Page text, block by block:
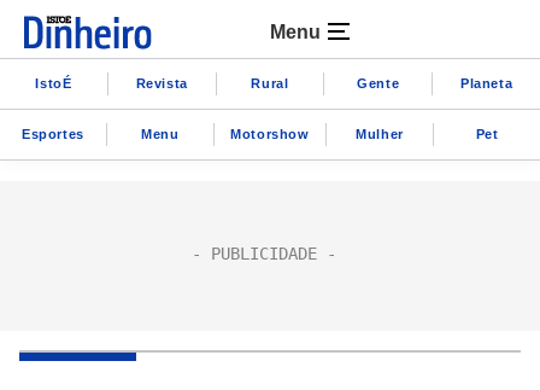
Menu
IstoÉ Revista Rural Gente Planeta
Esportes Menu Motorshow Mulher Pet